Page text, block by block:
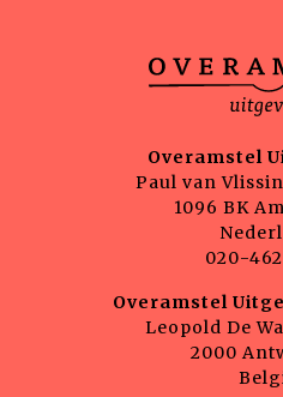
Overamstel
Paul van
1096 BK
020-
Overamstel
Leopold De
2000